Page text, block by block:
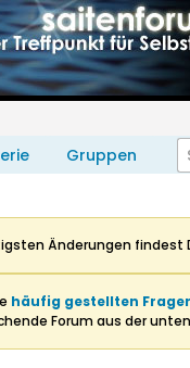
Gruppen
Änderungen findest
häufig gestellten
Forum aus der